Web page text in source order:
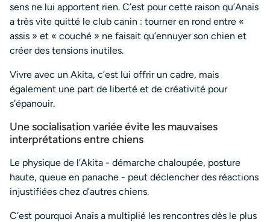
sens ne lui apportent rien. C’est pour cette raison qu’Anaïs
a très vite quitté le club canin : tourner en rond entre «
assis » et « couché » ne faisait qu’ennuyer son chien et
créer des tensions inutiles.
Vivre avec un Akita, c’est lui offrir un cadre, mais
également une part de liberté et de créativité pour
s’épanouir.
Une socialisation variée évite les mauvaises
interprétations entre chiens
Le physique de l’Akita - démarche chaloupée, posture
haute, queue en panache - peut déclencher des réactions
injustifiées chez d’autres chiens.
C’est pourquoi Anaïs a multiplié les rencontres dès le plus